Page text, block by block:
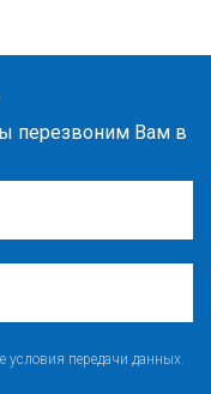
перезвоним Вам в
передачи данных.